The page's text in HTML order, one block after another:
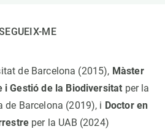
ME
de Barcelona (2015), Màster
i Gestió de la Biodiversitat per la
de Barcelona (2019), i Doctor en
per la UAB (2024)